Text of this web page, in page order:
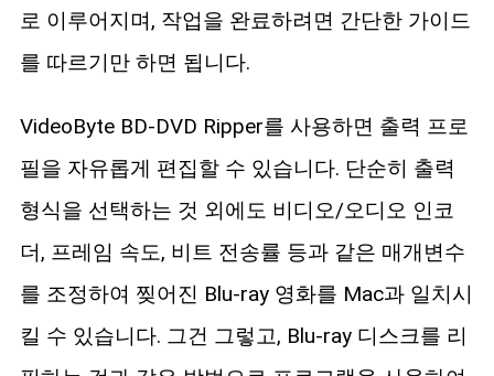
로 이루어지며, 작업을 완료하려면 간단한 가이드
를 따르기만 하면 됩니다.
VideoByte BD-DVD Ripper를 사용하면 출력 프로
필을 자유롭게 편집할 수 있습니다. 단순히 출력
형식을 선택하는 것 외에도 비디오/오디오 인코
더, 프레임 속도, 비트 전송률 등과 같은 매개변수
를 조정하여 찢어진 Blu-ray 영화를 Mac과 일치시
킬 수 있습니다. 그건 그렇고, Blu-ray 디스크를 리